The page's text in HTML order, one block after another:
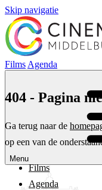
Skip navigatie
Films Agenda
Menu
404 - Pagina
Ga terug naar de
op een van de
Films
Agenda